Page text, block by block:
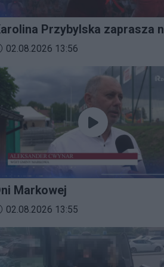
Przybylska zaprasza
2026
dodania materiału wideo:
02.08.2026 13:56
Markowej
dodania materiału wideo:
02.08.2026 13:55